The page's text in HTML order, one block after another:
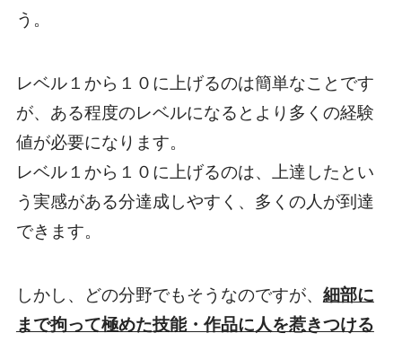
う。
レベル１から１０に上げるのは簡単なことです
が、ある程度のレベルになるとより多くの経験
値が必要になります。
レベル１から１０に上げるのは、上達したとい
う実感がある分達成しやすく、多くの人が到達
できます。
しかし、どの分野でもそうなのですが、 細部に
まで拘って極めた技能・作品に人を惹きつける